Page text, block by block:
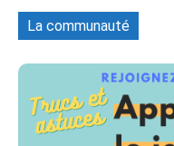
La communauté